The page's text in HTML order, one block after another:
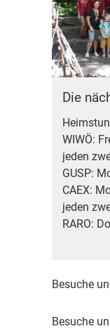
Die
WIWÖ:
jeden
GUSP:
CAEX:
jeden
RARO:
Besuche
Besuche